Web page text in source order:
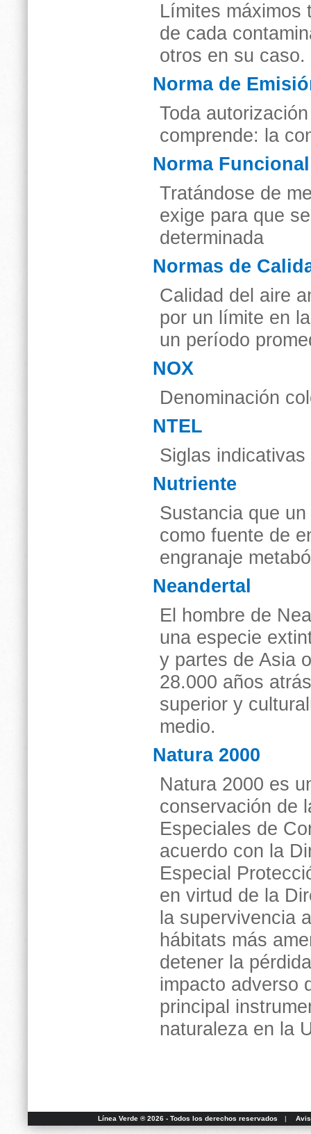
Límites máximos
de cada
otros en su caso.
Norma de
Toda
comprende: la
Norma
Tratándose de
exige para que
determinada
Normas de
Calidad del aire
por un límite en
un período
NOX
Denominación
NTEL
Siglas
Nutriente
Sustancia que
como fuente de
engranaje
Neandertal
El hombre de
una especie
y partes de Asia
28.000 años
superior y
medio.
Natura 2000
Natura 2000 es
conservación de
Especiales de
acuerdo con la
Especial
en virtud de la
la supervivencia
hábitats más
detener la
impacto adverso
principal
naturaleza en la
Línea Verde ® 2026 - Todos los derechos reservados |